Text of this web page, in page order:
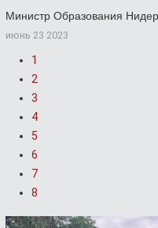
Министр Образования
июнь 23 2023
1
2
3
4
5
6
7
8